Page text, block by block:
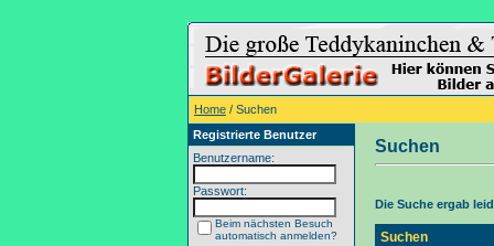
Home / Suchen
Registrierte Benutzer
Benutzername:
Passwort:
Beim nächsten Besuch
automatisch anmelden?
Suchen
Die Suche ergab
Suchen